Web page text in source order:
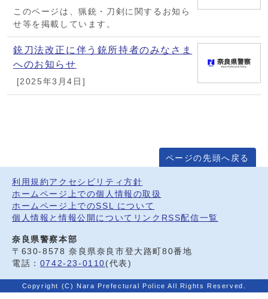
このページは、猟銃・刀剣に関するお知ら
せ等を掲載しています。
銃刀法改正に伴う銃所持者のみなさま
へのお知らせ
[2025年3月4日]
ページの先頭へ戻る
利用規約 アクセシビリティ方針
ホームページ上での個人情報の取扱
ホームページ上でのSSL について
個人情報と情報公開について リンク RSS配信一覧
奈良県警察本部
〒630-8578 奈良県奈良市登大路町80番地
電話： 0742-23-0110 (代表)
Copyright (C) Nara Prefectural Police All Rights Reserved.